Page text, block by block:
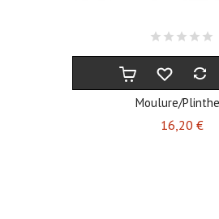
Moulure/
16,20 €Prix